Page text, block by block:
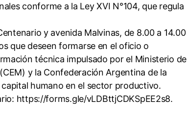
conforme a la Ley XVI N°104, que regula
y avenida Malvinas, de 8.00 a 14.00
que deseen formarse en el oficio o
técnica impulsado por el Ministerio de
y la Confederación Argentina de la
humano en el sector productivo.
https://forms.gle/vLDBttjCDKSpEE2s8.